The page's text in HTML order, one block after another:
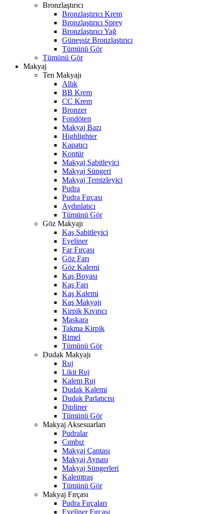
Bronzlaştırıcı
Bronzlaştırıcı Krem
Bronzlaştırıcı Sprey
Bronzlaştırıcı Yağ
Güneşsiz Bronzlaştırıcı
Tümünü Gör
Tümünü Gör
Makyaj
Ten Makyajı
Allık
BB Krem
CC Krem
Bronzer
Fondöten
Makyaj Bazı
Highlighter
Kapatıcı
Kontür
Makyaj Sabitleyici
Makyaj Süngeri
Makyaj Temizleyici
Pudra
Pudra Fırçası
Aydınlatıcı
Tümünü Gör
Göz Makyajı
Kaş Sabitleyici
Eyeliner
Far Fırçası
Göz Farı
Göz Kalemi
Kaş Boyası
Kaş Farı
Kaş Kalemi
Kaş Makyajı
Kirpik Kıvırıcı
Maskara
Takma Kirpik
Rimel
Tümünü Gör
Dudak Makyajı
Ruj
Likit Ruj
Kalem Ruj
Dudak Kalemi
Dudak Parlatıcısı
Dipliner
Tümünü Gör
Makyaj Aksesuarları
Pudralar
Cımbız
Makyaj Çantası
Makyaj Aynası
Makyaj Süngerleri
Kalemtraş
Tümünü Gör
Makyaj Fırçası
Pudra Fırçaları
Eyeliner Fırçası